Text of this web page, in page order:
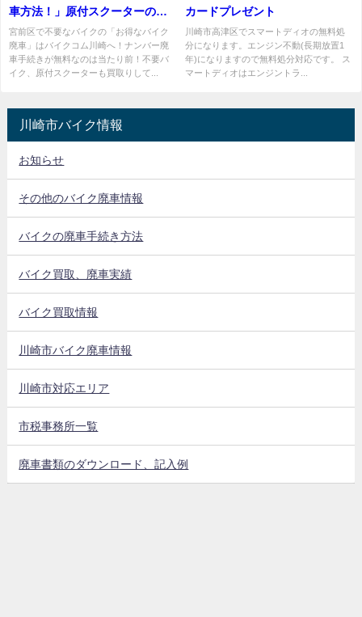
車方法！」原付スクーターの０
円廃車！
宮前区で不要なバイクの「お得なバイク
廃車」はバイクコム川崎へ！ナンバー廃
車手続きが無料なのは当たり前！不要バ
イク、原付スクーターも買取りして...
カードプレゼント
川崎市高津区でスマートディオの無料処
分になります。エンジン不動(長期放置1
年)になりますので無料処分対応です。 ス
マートディオはエンジントラ...
川崎市バイク情報
お知らせ
その他のバイク廃車情報
バイクの廃車手続き方法
バイク買取、廃車実績
バイク買取情報
川崎市バイク廃車情報
川崎市対応エリア
市税事務所一覧
廃車書類のダウンロード、記入例